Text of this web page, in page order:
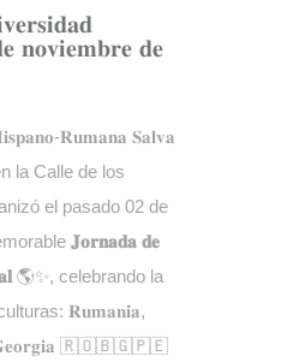
𝐧𝐨𝐯𝐢𝐞𝐦𝐛𝐫𝐞 𝐝𝐞
𝐑𝐮𝐦𝐚𝐧𝐚 𝐒𝐚𝐥𝐯𝐚
la Calle de los
el pasado 02 de
𝐉𝐨𝐫𝐧𝐚𝐝𝐚 𝐝𝐞
🌎✨, celebrando la
𝐑𝐮𝐦𝐚𝐧𝐢́𝐚,
𝐆𝐞𝐨𝐫𝐠𝐢𝐚 🇷🇴🇧🇬🇵🇪